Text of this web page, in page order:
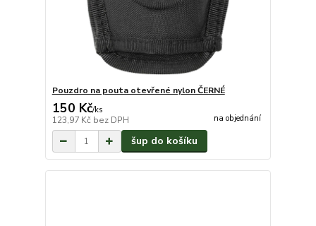
Pouzdro na pouta otevřené nylon ČERNÉ
150 Kč/ks
123,97 Kč bez DPH na objednání
šup do košíku